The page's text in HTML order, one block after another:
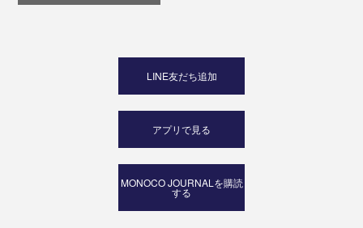
LINE友だち追加
アプリで見る
MONOCO JOURNALを購読
する